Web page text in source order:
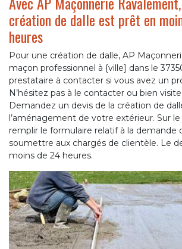
création de dalle est prêt en
heures
Pour une création de dalle, AP
maçon professionnel à {ville] dans le
prestataire à contacter si vous avez un
N’hésitez pas à le contacter ou bien
Demandez un devis de la création de
l’aménagement de votre extérieur. Sur
remplir le formulaire relatif à la demande
soumettre aux chargés de clientèle. Le
moins de 24 heures.